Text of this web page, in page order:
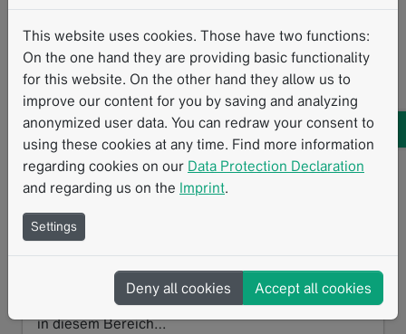
RACOON-RESCUE treibt die Versorgung
von pädiatrischem Non-Hodgkin-
Lymphom voran
01.2025
Pädiatrisches Non-Hodgkin-Lymphom (NHL) ist der
vierthäufigste Tumor bei Kindern und
Jugendlichen, doch den radiologischen Methoden
in diesem Bereich…
This website uses cookies. Those have two functions:
On the one hand they are providing basic functionality
for this website. On the other hand they allow us to
improve our content for you by saving and analyzing
anonymized user data. You can redraw your consent to
using these cookies at any time. Find more information
regarding cookies on our Data Protection Declaration
and regarding us on the Imprint.
Settings
Deny all cookies Accept all cookies